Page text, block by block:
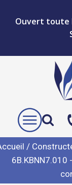
Ouvert toute
/